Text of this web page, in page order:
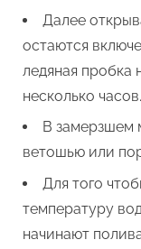
Далее
остаются
ледяная пробка
несколько часов.
В замерзшем
ветошью или
Для того
температуру
начинают